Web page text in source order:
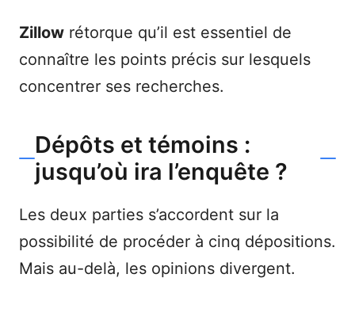
Zillow rétorque qu’il est essentiel de
connaître les points précis sur lesquels
concentrer ses recherches.
Dépôts et témoins :
jusqu’où ira l’enquête ?
Les deux parties s’accordent sur la
possibilité de procéder à cinq dépositions.
Mais au-delà, les opinions divergent.